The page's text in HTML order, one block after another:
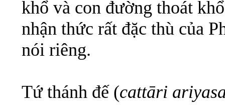
khổ và con đường thoát
nhận thức rất đặc thù của
nói riêng.
Tứ thánh đế (cattāri